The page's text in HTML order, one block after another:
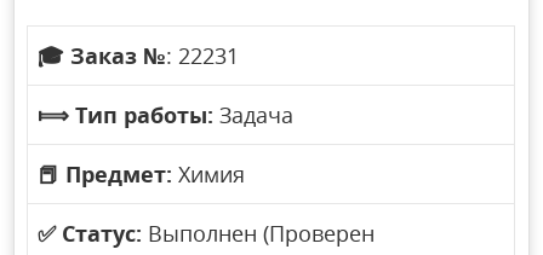
🎓 Заказ №: 22231
⟾ Тип работы: Задача
📕 Предмет: Химия
✅ Статус: Выполнен (Проверен